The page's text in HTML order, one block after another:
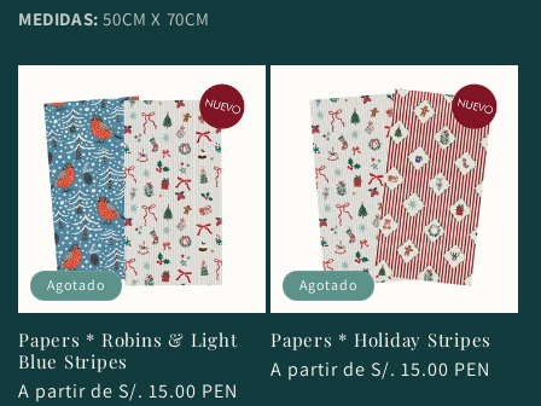
MEDIDAS:50CM X 70CM
Agotado
Papers * Robins & Light
Blue Stripes
Precio
A partir de S/. 15.00 PEN
Agotado
Papers * Holiday Stripes
Precio
A partir de S/. 15.00 PEN